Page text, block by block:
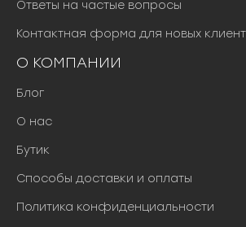
Ответы на частые вопросы
Контактная форма для новых
О КОМПАНИИ
Блог
О нас
Бутик
Способы доставки и оплаты
Политика конфиденциальности